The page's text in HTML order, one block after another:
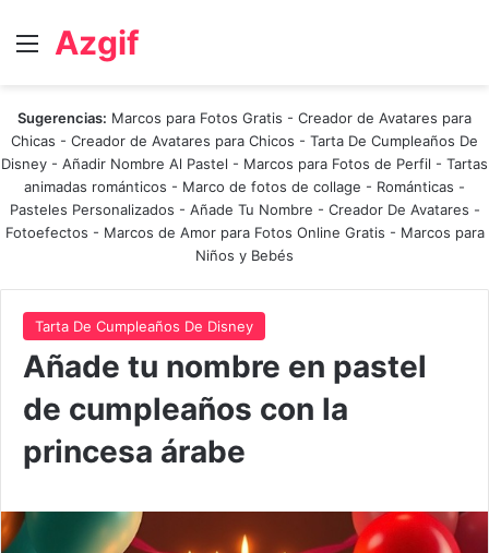
Menú
Azgif
Sugerencias: Marcos para Fotos Gratis - Creador de Avatares para
Chicas - Creador de Avatares para Chicos - Tarta De Cumpleaños De
Disney - Añadir Nombre Al Pastel - Marcos para Fotos de Perfil - Tartas
animadas románticos - Marco de fotos de collage - Románticas -
Pasteles Personalizados - Añade Tu Nombre - Creador De Avatares -
Fotoefectos - Marcos de Amor para Fotos Online Gratis - Marcos para
Niños y Bebés
Tarta De Cumpleaños De Disney
Añade tu nombre en pastel
de cumpleaños con la
princesa árabe